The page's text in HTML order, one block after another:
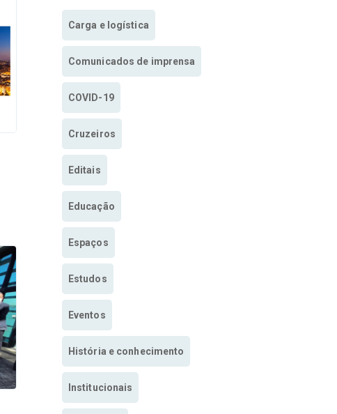
Carga e logística
Comunicados de imprensa
COVID-19
Cruzeiros
Editais
Educação
Espaços
Estudos
Eventos
História e conhecimento
Institucionais